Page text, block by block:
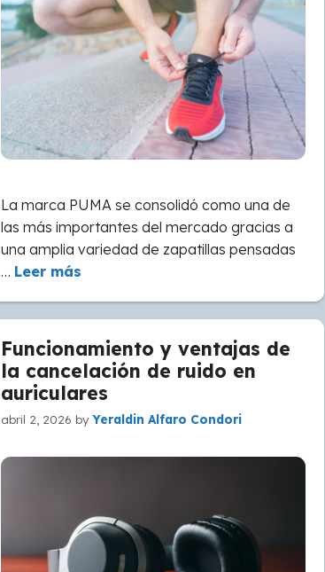
La marca PUMA se consolidó como una de
las más importantes del mercado gracias a
una amplia variedad de zapatillas pensadas
… Leer más
Funcionamiento y ventajas de
la cancelación de ruido en
auriculares
abril 2, 2026 byYeraldin Alfaro Condori